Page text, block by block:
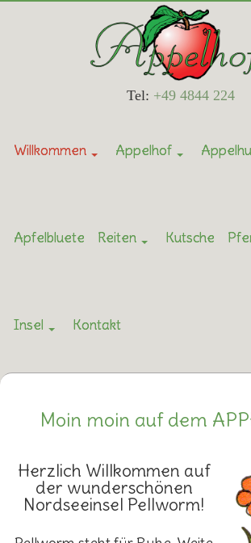
Tel: +49 4844 224
Willkommen Appelhof
Apfelbluete Reiten Kutsche
Insel Kontakt
Moin moin auf dem
Herzlich Willkommen auf
der wunderschönen
Nordseeinsel Pellworm!